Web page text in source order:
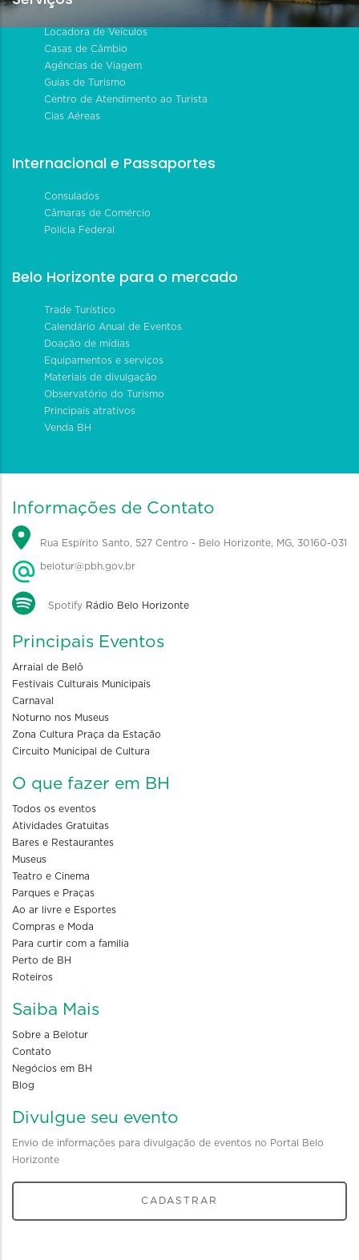
Locadora de Veículos
Casas de Câmbio
Agências de Viagem
Guias de Turismo
Centro de Atendimento ao Turista
Cias Aéreas
Internacional e Passaportes
Consulados
Câmaras de Comércio
Polícia Federal
Belo Horizonte para o mercado
Trade Turístico
Calendário Anual de Eventos
Doação de mídias
Equipamentos e serviços
Materiais de divulgação
Observatório do Turismo
Principais atrativos
Venda BH
Informações de Contato
Rua Espírito Santo, 527 Centro - Belo Horizonte, MG, 30160-031
belotur@pbh.gov.br
Spotify Rádio Belo Horizonte
Principais Eventos
Arraial de Belô
Festivais Culturais Municipais
Carnaval
Noturno nos Museus
Zona Cultura Praça da Estação
Circuito Municipal de Cultura
O que fazer em BH
Todos os eventos
Atividades Gratuitas
Bares e Restaurantes
Museus
Teatro e Cinema
Parques e Praças
Ao ar livre e Esportes
Compras e Moda
Para curtir com a familia
Perto de BH
Roteiros
Saiba Mais
Sobre a Belotur
Contato
Negócios em BH
Blog
Divulgue seu evento
Envio de informações para divulgação de eventos no Portal Belo
Horizonte
CADASTRAR